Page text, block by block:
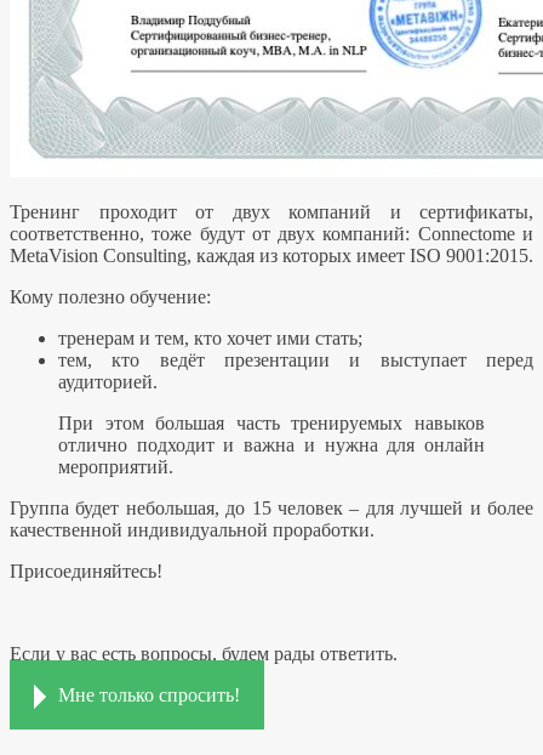
Тренинг проходит от двух компаний и сертификаты,
соответственно, тоже будут от двух компаний: Connectome и
MetaVision Consulting, каждая из которых имеет ISO 9001:2015.
Кому полезно обучение:
тренерам и тем, кто хочет ими стать;
тем, кто ведёт презентации и выступает перед
аудиторией.
При этом большая часть тренируемых навыков
отлично подходит и важна и нужна для онлайн
мероприятий.
Группа будет небольшая, до 15 человек – для лучшей и более
качественной индивидуальной проработки.
Присоединяйтесь!
Если у вас есть вопросы, будем рады ответить.
Мне только спросить!